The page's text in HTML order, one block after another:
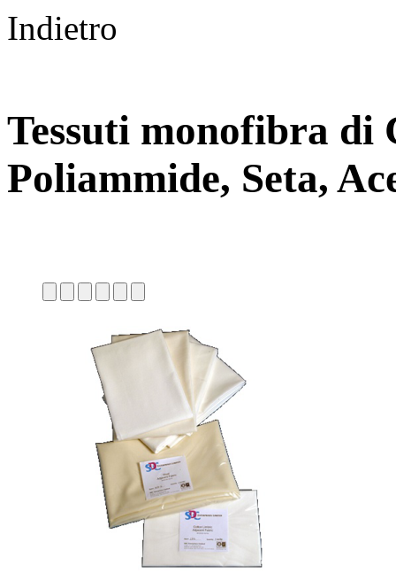
Indietro
Tessuti monofibra di
Poliammide, Seta,